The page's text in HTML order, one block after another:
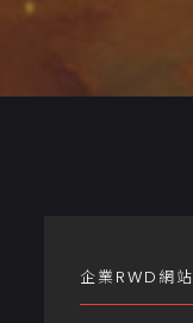
企業RWD網站